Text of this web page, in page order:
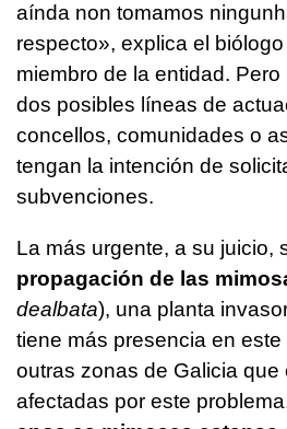
aínda non tomamos
respecto», explica el
miembro de la entidad.
dos posibles líneas de
concellos, comunidades o
tengan la intención de
subvenciones.
La más urgente, a su juicio,
propagación de las
dealbata), una planta
tiene más presencia en este
outras zonas de Galicia que
afectadas por este